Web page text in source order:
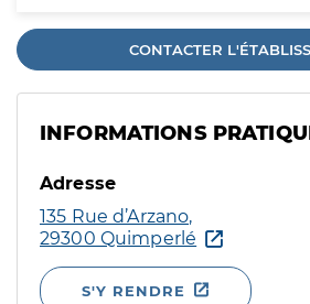
CONTACTER
INFORMATIONS
Adresse
135 Rue d’Arzano,
29300 Quimperlé
S'Y RENDRE